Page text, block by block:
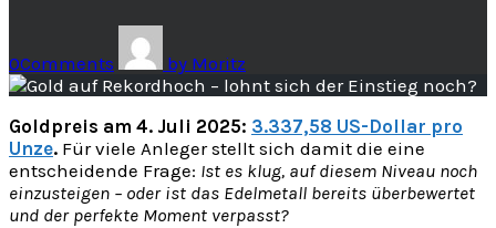
0Comments by Moritz
Goldpreis am 4. Juli 2025: 3.337,58 US-Dollar pro
Unze. Für viele Anleger stellt sich damit die eine
entscheidende Frage: Ist es klug, auf diesem Niveau noch
einzusteigen – oder ist das Edelmetall bereits überbewertet
und der perfekte Moment verpasst?